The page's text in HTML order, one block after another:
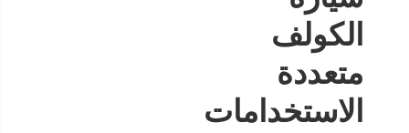
الكولف
متعددة
الاستخدامات